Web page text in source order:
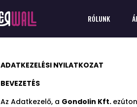
RÓLUNK
ADATKEZELÉSI NYILATKOZAT
BEVEZETÉS
Az Adatkezelő, a Gondolin Kft.